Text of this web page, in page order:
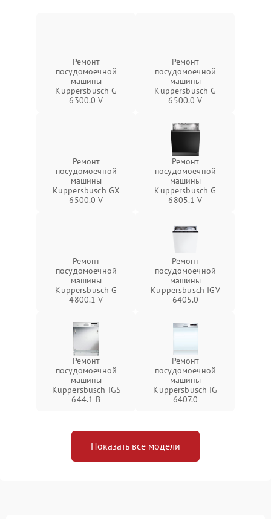
Ремонт
посудомоечной
машины
Kuppersbusch G
6300.0 V
Ремонт
посудомоечной
машины
Kuppersbusch G
6500.0 V
Ремонт
посудомоечной
машины
Kuppersbusch GX
6500.0 V
Ремонт
посудомоечной
машины
Kuppersbusch G
6805.1 V
Ремонт
посудомоечной
машины
Kuppersbusch G
4800.1 V
Ремонт
посудомоечной
машины
Kuppersbusch IGV
6405.0
Ремонт
посудомоечной
машины
Kuppersbusch IGS
644.1 B
Ремонт
посудомоечной
машины
Kuppersbusch IG
6407.0
Показать все модели